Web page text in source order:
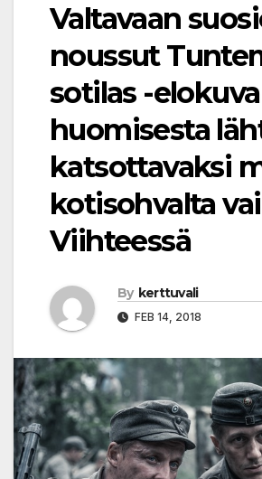
Valtavaan
noussut
sotilas -
huomisesta
katsottavaksi
kotisohvalta
Viihteessä
By kerttuvali
FEB 14, 2018